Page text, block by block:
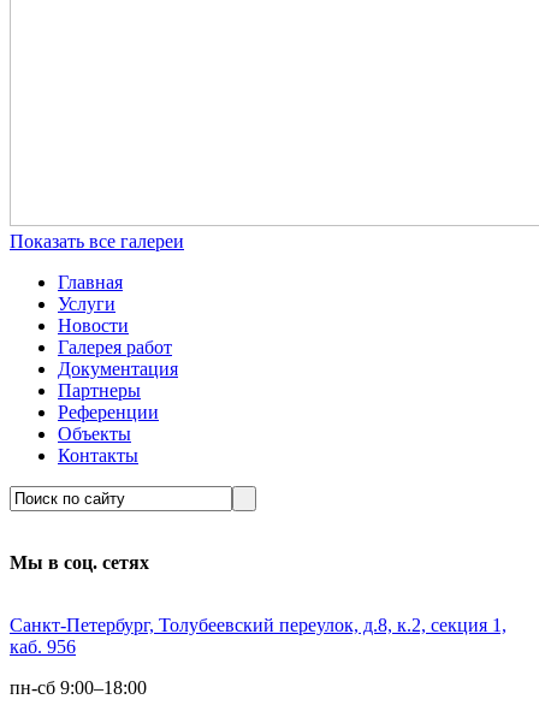
Показать все галереи
Главная
Услуги
Новости
Галерея работ
Документация
Партнеры
Референции
Объекты
Контакты
Мы в соц. сетях
Санкт-Петербург, Толубеевский переулок, д.8, к.2, секция 1,
каб. 956
пн-сб 9:00–18:00